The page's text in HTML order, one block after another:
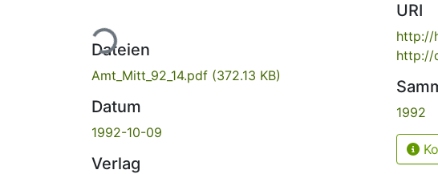
Lade...
Dateien
Amt_Mitt_92_14.pdf (372.13 KB)
Datum
1992-10-09
Verlag
URI
http://
http://
1992